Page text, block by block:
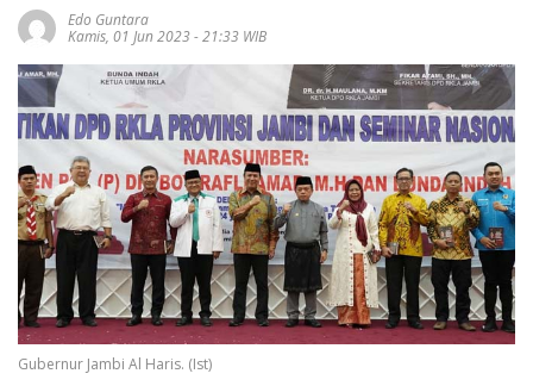
Edo Guntara
Kamis, 01 Jun 2023 - 21:33 WIB
Gubernur Jambi Al Haris. (Ist)